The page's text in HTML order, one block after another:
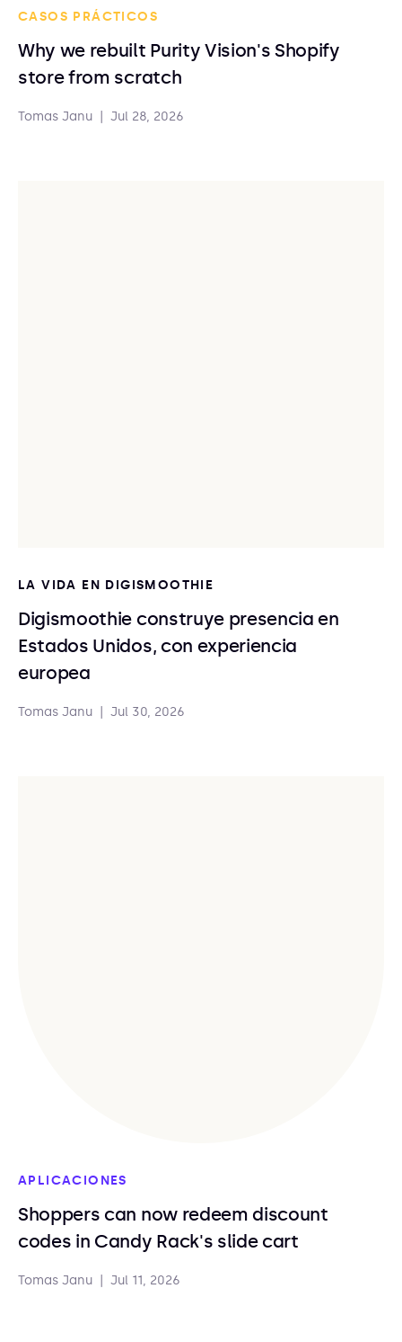
CASOS PRÁCTICOS
Why we rebuilt Purity Vision's Shopify
store from scratch
Tomas Janu Jul 28, 2026
LA VIDA EN DIGISMOOTHIE
Digismoothie construye presencia en
Estados Unidos, con experiencia
europea
Tomas Janu Jul 30, 2026
APLICACIONES
Shoppers can now redeem discount
codes in Candy Rack's slide cart
Tomas Janu Jul 11, 2026